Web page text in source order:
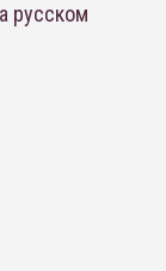
русском